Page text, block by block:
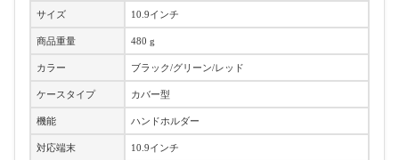
サイズ 10.9インチ
商品重量 480 g
カラー ブラック/グリーン/レッド
ケースタイプ カバー型
機能 ハンドホルダー
対応端末 10.9インチ